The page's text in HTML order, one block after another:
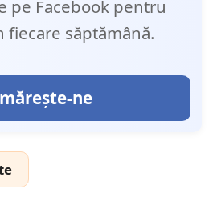
pe Facebook pentru
fiecare săptămână.
ne